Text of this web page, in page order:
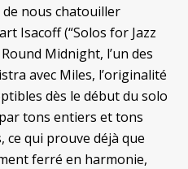
nous chatouiller
Isacoff (“Solos for Jazz
Midnight, l’un des
avec Miles, l’originalité
dès le début du solo
tons entiers et tons
qui prouve déjà que
ferré en harmonie,